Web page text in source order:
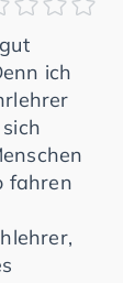
ich
fahren